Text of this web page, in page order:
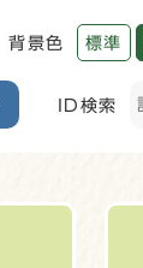
背景色 標準
ID検索